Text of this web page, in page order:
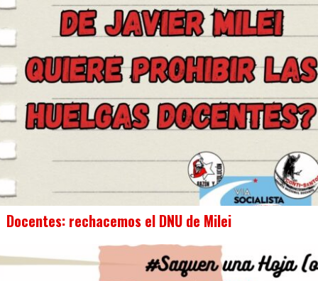
Docentes: rechacemos el DNU de Milei